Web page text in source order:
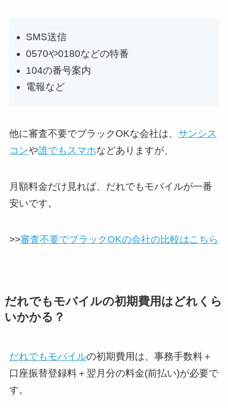
SMS送信
0570や0180などの特番
104の番号案内
電報など
他に審査不要でブラックOKな会社は、 サンシス
コンや誰でもスマホなどありますが、
月額料金だけ見れば、だれでもモバイルが一番
安いです。
>>審査不要でブラックOKの会社の比較はこちら
だれでもモバイルの初期費用はどれくら
いかかる？
だれでもモバイルの初期費用は、事務手数料＋
口座振替登録料＋翌月分の料金(前払い)が必要で
す。